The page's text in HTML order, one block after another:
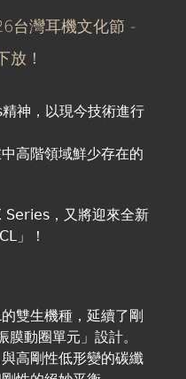
台灣耳機文化節 -
放！
神，以現今技術進行
高階領域鮮少存在的
Series，又將迎來全新
」！
雙生機種，延續了剛
動圈單元」設計。
高剛性低形變的碳纖